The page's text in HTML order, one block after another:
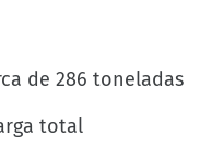
de 286 toneladas
total